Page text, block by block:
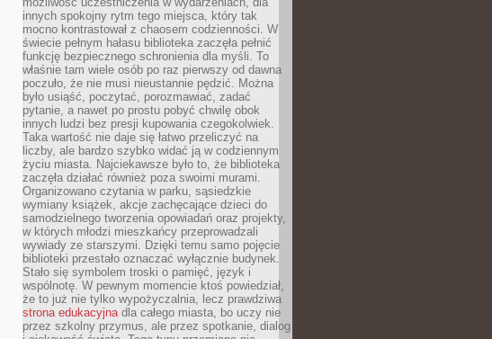
innych spokojny rytm tego miejsca, który tak
mocno kontrastował z chaosem codzienności. W
świecie pełnym hałasu biblioteka zaczęła pełnić
funkcję bezpiecznego schronienia dla myśli. To
właśnie tam wiele osób po raz pierwszy od dawna
poczuło, że nie musi nieustannie pędzić. Można
było usiąść, poczytać, porozmawiać, zadać
pytanie, a nawet po prostu pobyć chwilę obok
innych ludzi bez presji kupowania czegokolwiek.
Taka wartość nie daje się łatwo przeliczyć na
liczby, ale bardzo szybko widać ją w codziennym
życiu miasta. Najciekawsze było to, że biblioteka
zaczęła działać również poza swoimi murami.
Organizowano czytania w parku, sąsiedzkie
wymiany książek, akcje zachęcające dzieci do
samodzielnego tworzenia opowiadań oraz projekty,
w których młodzi mieszkańcy przeprowadzali
wywiady ze starszymi. Dzięki temu samo pojęcie
biblioteki przestało oznaczać wyłącznie budynek.
Stało się symbolem troski o pamięć, język i
wspólnotę. W pewnym momencie ktoś powiedział,
że to już nie tylko wypożyczalnia, lecz prawdziwa
strona edukacyjnadla całego miasta, bo uczy nie
przez szkolny przymus, ale przez spotkanie, dialog